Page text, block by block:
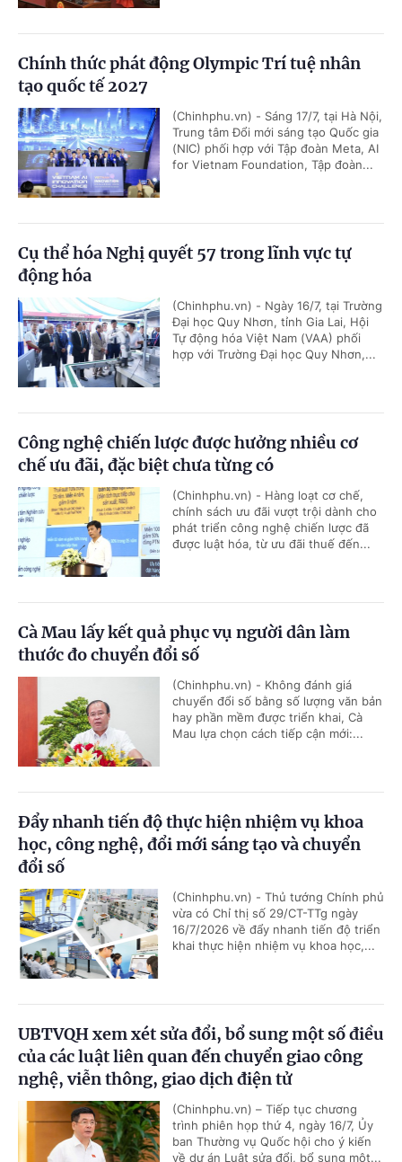
Chính thức phát động Olympic Trí tuệ nhân
tạo quốc tế 2027
(Chinhphu.vn) - Sáng 17/7, tại Hà Nội,
Trung tâm Đổi mới sáng tạo Quốc gia
(NIC) phối hợp với Tập đoàn Meta, AI
for Vietnam Foundation, Tập đoàn...
Cụ thể hóa Nghị quyết 57 trong lĩnh vực tự
động hóa
(Chinhphu.vn) - Ngày 16/7, tại Trường
Đại học Quy Nhơn, tỉnh Gia Lai, Hội
Tự động hóa Việt Nam (VAA) phối
hợp với Trường Đại học Quy Nhơn,...
Công nghệ chiến lược được hưởng nhiều cơ
chế ưu đãi, đặc biệt chưa từng có
(Chinhphu.vn) - Hàng loạt cơ chế,
chính sách ưu đãi vượt trội dành cho
phát triển công nghệ chiến lược đã
được luật hóa, từ ưu đãi thuế đến...
Cà Mau lấy kết quả phục vụ người dân làm
thước đo chuyển đổi số
(Chinhphu.vn) - Không đánh giá
chuyển đổi số bằng số lượng văn bản
hay phần mềm được triển khai, Cà
Mau lựa chọn cách tiếp cận mới:...
Đẩy nhanh tiến độ thực hiện nhiệm vụ khoa
học, công nghệ, đổi mới sáng tạo và chuyển
đổi số
(Chinhphu.vn) - Thủ tướng Chính phủ
vừa có Chỉ thị số 29/CT-TTg ngày
16/7/2026 về đẩy nhanh tiến độ triển
khai thực hiện nhiệm vụ khoa học,...
UBTVQH xem xét sửa đổi, bổ sung một số điều
của các luật liên quan đến chuyển giao công
nghệ, viễn thông, giao dịch điện tử
(Chinhphu.vn) – Tiếp tục chương
trình phiên họp thứ 4, ngày 16/7, Ủy
ban Thường vụ Quốc hội cho ý kiến
về dự án Luật sửa đổi, bổ sung một...